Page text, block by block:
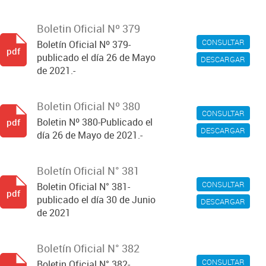
CONSULTAR
DESCARGAR
Boletin Oficial Nº 379
Boletín Oficial Nº 379-
publicado el día 26 de Mayo
de 2021.-
pdf
CONSULTAR
DESCARGAR
Boletin Oficial Nº 380
Boletin Nº 380-Publicado el
día 26 de Mayo de 2021.-
pdf
CONSULTAR
DESCARGAR
Boletín Oficial N° 381
Boletin Oficial N° 381-
publicado el día 30 de Junio
de 2021
pdf
CONSULTAR
Boletín Oficial N° 382